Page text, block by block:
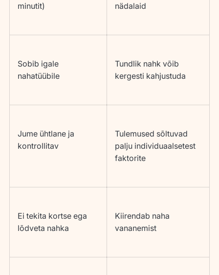
minutit)
nädalaid
Sobib igale
nahatüübile
Tundlik nahk võib
kergesti kahjustuda
Jume ühtlane ja
kontrollitav
Tulemused sõltuvad
palju individuaalsetest
faktorite
Ei tekita kortse ega
lõdveta nahka
Kiirendab naha
vananemist